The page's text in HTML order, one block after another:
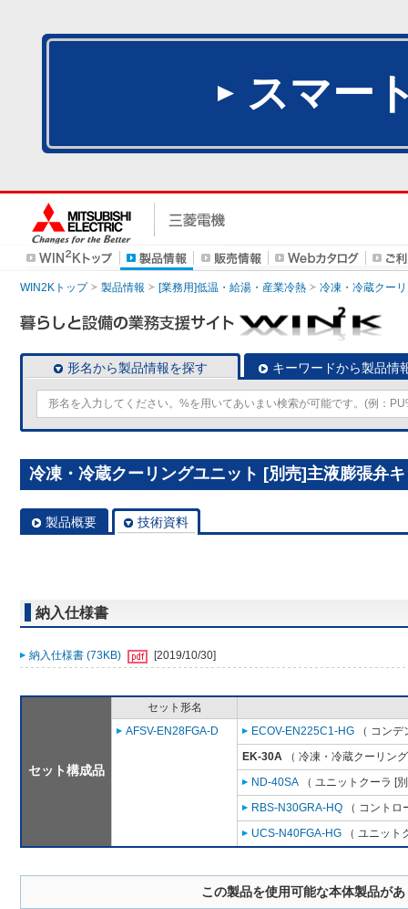
スマー
WIN2Kトップ 製品情報 [業務用]低温・給湯・産業冷熱 冷凍・冷蔵クー
形名から製品情報を探す キーワードから製品情
冷凍・冷蔵クーリングユニット [別売]主液膨張弁
製品概要 技術資料
納入仕様書
納入仕様書 (73KB) [2019/10/30]
セット構成品
セット形名
AFSV-EN28FGA-D
ECOV-EN225C1-HG （ コン
EK-30A （ 冷凍・冷蔵クーリン
ND-40SA （ ユニットクーラ [
RBS-N30GRA-HQ （ コント
UCS-N40FGA-HG （ ユニット
この製品を使用可能な本体製品が